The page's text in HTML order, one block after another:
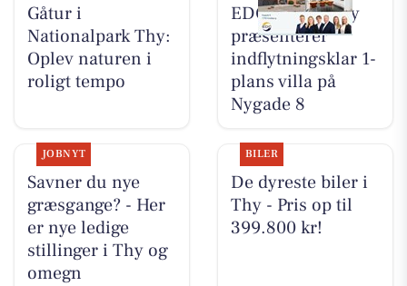
Gåtur i
Nationalpark Thy:
Oplev naturen i
roligt tempo
EDC Hurup Thy
præsenterer
indflytningsklar 1-
plans villa på
Nygade 8
JOBNYT
Savner du nye
græsgange? - Her
er nye ledige
stillinger i Thy og
omegn
BILER
De dyreste biler i
Thy - Pris op til
399.800 kr!